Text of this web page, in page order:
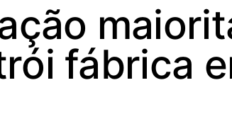
fábrica